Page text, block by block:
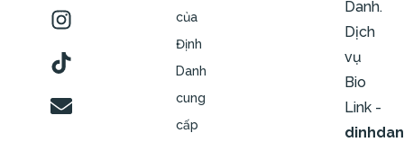
của
Định
Danh
cung
cấp
Danh.
Dịch
vụ
Bio
Link -